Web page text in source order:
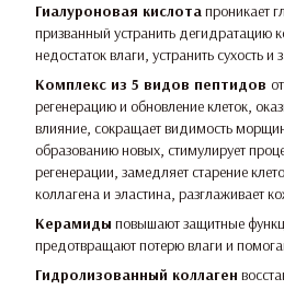
Гиалуроновая кислотапроникает
призванный устранить дегидратацию
недостаток влаги, устранить сухость
Комплекс из 5 видов пептидов
регенерацию и обновление клеток,
влияние, сокращает видимость морщин
образованию новых, стимулирует
регенерации, замедляет старение
коллагена и эластина, разглаживает
Керамиды повышают защитные
предотвращают потерю влаги и
Гидролизованный коллаген